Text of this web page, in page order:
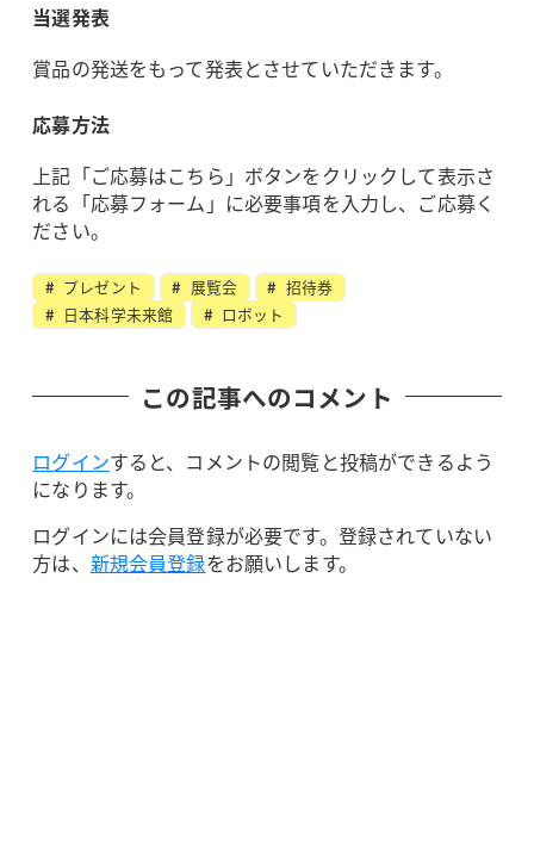
当選発表
賞品の発送をもって発表とさせていただきます。
応募方法
上記「ご応募はこちら」ボタンをクリックして表示さ
れる「応募フォーム」に必要事項を入力し、ご応募く
ださい。
プレゼント 展覧会
招待券
日本科学未来館
ロボット
この記事へのコメント
ログインすると、コメントの閲覧と投稿ができるよう
になります。
ログインには会員登録が必要です。登録されていない
方は、 新規会員登録をお願いします。